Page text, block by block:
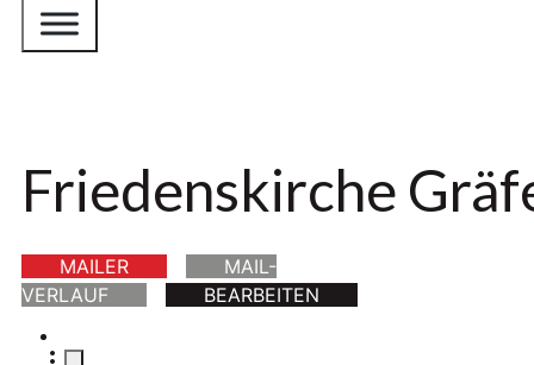
Friedenskirche
MAILER
MAIL-
VERLAUF
BEARBEITEN